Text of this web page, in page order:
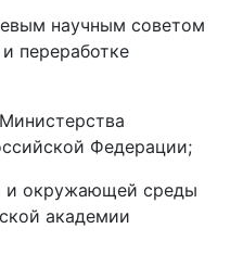
научным советом
переработке
Федерации;
и окружающей среды
академии